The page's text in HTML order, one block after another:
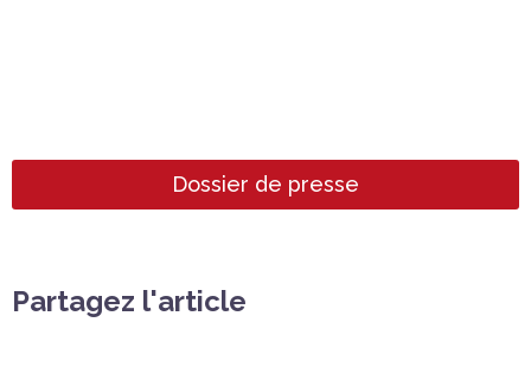
Dossier de presse
Partagez l'article